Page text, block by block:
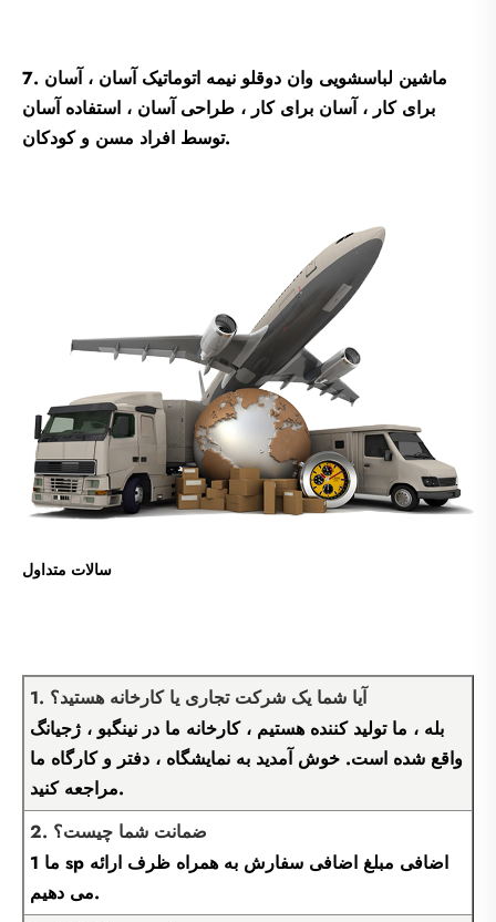
7. ماشین لباسشویی وان دوقلو نیمه اتوماتیک آسان ، آسان
برای کار ، آسان برای کار ، طراحی آسان ، استفاده آسان
توسط افراد مسن و کودکان.
سالات متداول
1. آیا شما یک شرکت تجاری یا کارخانه هستید؟
بله ، ما تولید کننده هستیم ، کارخانه ما در نینگبو ، ژجیانگ
واقع شده است. خوش آمدید به نمایشگاه ، دفتر و کارگاه ما
مراجعه کنید.
2. ضمانت شما چیست؟
ما 1 sp اضافی مبلغ اضافی سفارش به همراه ظرف ارائه
می دهیم.